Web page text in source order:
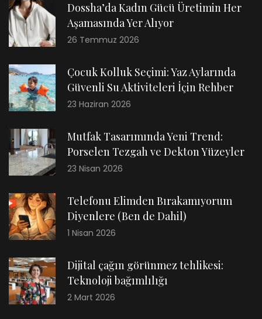
Dossha’da Kadın Gücü Üretimin Her
Aşamasında Yer Alıyor
26 Temmuz 2026
Çocuk Kolluk Seçimi: Yaz Aylarında
Güvenli Su Aktiviteleri İçin Rehber
23 Haziran 2026
Mutfak Tasarımında Yeni Trend:
Porselen Tezgah ve Dekton Yüzeyler
23 Nisan 2026
Telefonu Elimden Bırakamıyorum
Diyenlere (Ben de Dahil)
1 Nisan 2026
Dijital çağın görünmez tehlikesi:
Teknoloji bağımlılığı
2 Mart 2026